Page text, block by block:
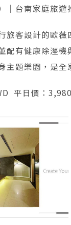
｜台南家庭旅遊
旅客設計的歐
配有健康除溼
主題樂園，是全
平日價：